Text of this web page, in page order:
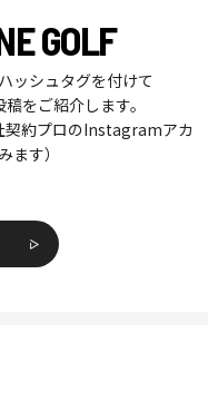
GOLF
ッシュタグを付けて
をご紹介します。
契約プロのInstagramアカ
ます）